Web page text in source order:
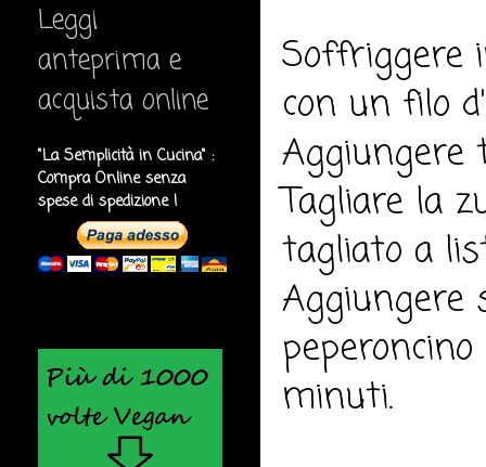
Soffriggere
con un filo
Aggiungere
Tagliare la
tagliato a
Aggiungere
minuti.
Leggi
anteprima e
acquista online
"La Semplicità in Cucina" :
Compra Online senza
spese di spedizione !